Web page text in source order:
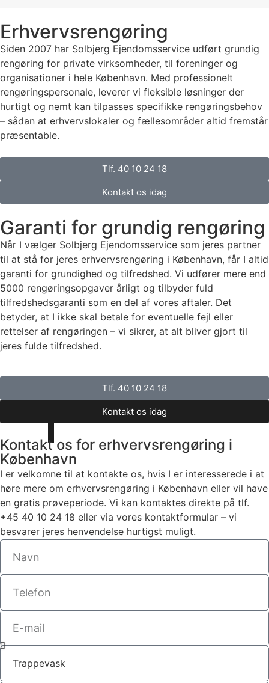
Erhvervsrengøring
Siden 2007 har Solbjerg Ejendomsservice udført grundig
rengøring for private virksomheder, til foreninger og
organisationer i hele København. Med professionelt
rengøringspersonale, leverer vi fleksible løsninger der
hurtigt og nemt kan tilpasses specifikke rengøringsbehov
– sådan at erhvervslokaler og fællesområder altid fremstår
præsentable.
Tlf. 40 10 24 18
Kontakt os idag
Garanti for grundig rengøring
Når I vælger Solbjerg Ejendomsservice som jeres partner
til at stå for jeres erhvervsrengøring i København, får I altid
garanti for grundighed og tilfredshed. Vi udfører mere end
5000 rengøringsopgaver årligt og tilbyder fuld
tilfredshedsgaranti som en del af vores aftaler. Det
betyder, at I ikke skal betale for eventuelle fejl eller
rettelser af rengøringen – vi sikrer, at alt bliver gjort til
jeres fulde tilfredshed.
Tlf. 40 10 24 18
Kontakt os idag
Kontakt os for erhvervsrengøring i
København
I er velkomne til at kontakte os, hvis I er interesserede i at
høre mere om erhvervsrengøring i København eller vil have
en gratis prøveperiode. Vi kan kontaktes direkte på tlf.
+45 40 10 24 18 eller via vores kontaktformular – vi
besvarer jeres henvendelse hurtigst muligt.